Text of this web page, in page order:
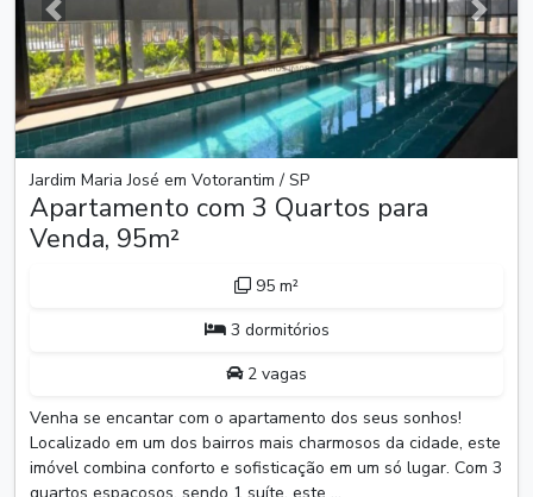
Anterior
Jardim Maria José em Votorantim / SP
Apartamento com 3 Quartos para
Venda, 95m²
95 m²
3 dormitórios
2 vagas
Venha se encantar com o apartamento dos seus sonhos!
Localizado em um dos bairros mais charmosos da cidade, este
imóvel combina conforto e sofisticação em um só lugar. Com 3